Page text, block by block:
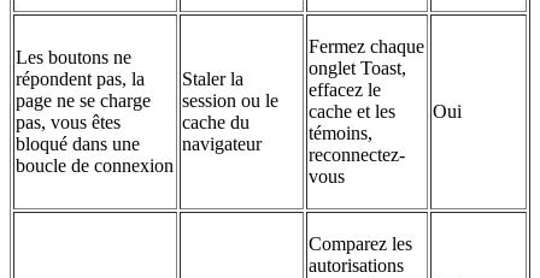
Les boutons ne
répondent pas, la
page ne se charge
pas, vous êtes
bloqué dans une
boucle de connexion
Staler la
session ou le
cache du
navigateur
Fermez chaque
onglet Toast,
effacez le
cache et les
témoins,
reconnectez-
vous
Oui
Comparez les
autorisations